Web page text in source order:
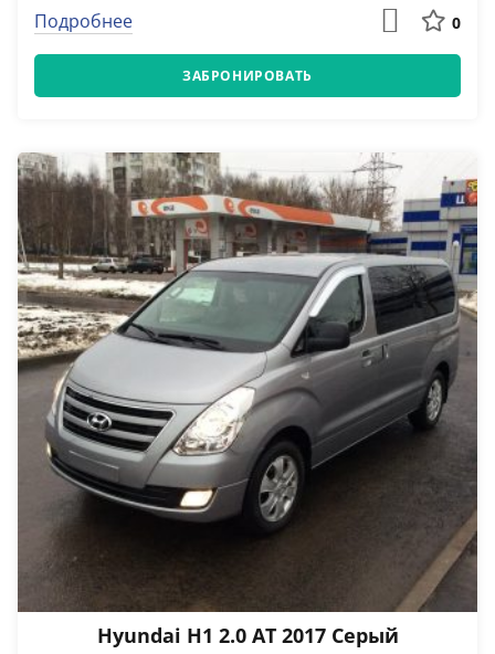
Подробнее 0
ЗАБРОНИРОВАТЬ
Hyundai H1 2.0 АТ 2017 Серый